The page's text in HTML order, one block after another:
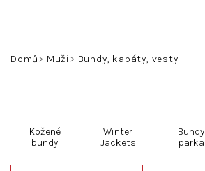
Domů Muži Bundy, kabáty, vesty
Kožené
bundy
Winter
Jackets
Bundy
parka